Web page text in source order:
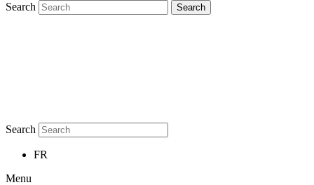
Search Search
Search
FR
Menu